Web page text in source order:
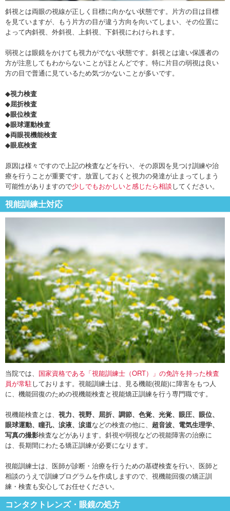
斜視とは両眼の視線が正しく目標に向かない状態です。片方の目は目標
を見ていますが、もう片方の目が違う方向を向いてしまい、その位置に
よって内斜視、外斜視、上斜視、下斜視にわけられます。
弱視とは眼鏡をかけても視力がでない状態です。斜視とは違い保護者の
方が注意してもわからないことがほとんどです。特に片目の弱視は良い
方の目で普通に見ているため気づかないことが多いです。
◆視力検査
◆屈折検査
◆眼位検査
◆眼球運動検査
◆両眼視機能検査
◆眼底検査
原因は様々ですので上記の検査などを行い、その原因を見つけ訓練や治
療を行うことが重要です。放置しておくと視力の発達が止まってしまう
可能性がありますので少しでもおかしいと感じたら相談してください。
視能訓練士対応
当院では、 国家資格である「視能訓練士（ORT）」の免許を持った検査
員が常駐しております。視能訓練士は、見る機能(視能)に障害をもつ人
に、機能回復のための視機能検査と視能矯正訓練を行う専門職です。
視機能検査とは、 視力、視野、屈折、調節、色覚、光覚、眼圧、眼位、
眼球運動、瞳孔、涙液、涙道などの検査の他に、 超音波、電気生理学、
写真の撮影検査などがあります。斜視や弱視などの視能障害の治療に
は、長期間にわたる矯正訓練が必要になります。
視能訓練士は、医師が診断・治療を行うための基礎検査を行い、医師と
相談のうえで訓練プログラムを作成しますので、視機能回復の矯正訓
練・検査も安心してお任せください。
コンタクトレンズ・眼鏡の処方